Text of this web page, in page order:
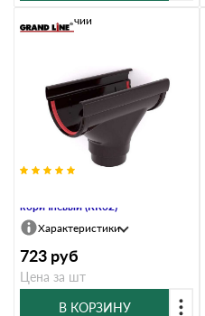
коричневый (RR32)
В наличии
Характеристики
723 руб
Цена за шт
В КОРЗИНУ